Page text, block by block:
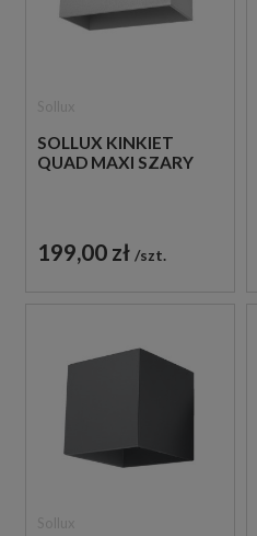
SOLLUX KINKIET
QUAD MAXI SZARY
199,00 zł szt.